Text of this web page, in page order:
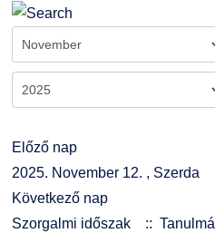
Nemzetközi
Fordítási
GY.I.K.
TDK/
Online Studium
Előző nap
2025. November 12. , Szerda
Következő nap
Szorgalmi időszak
::